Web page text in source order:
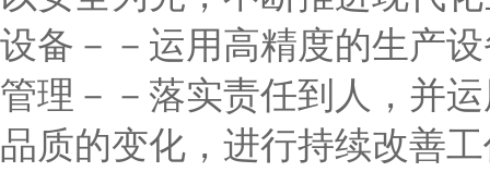
设备－－运用高精度的生产
管理－－落实责任到人，并
品质的变化，进行持续改善